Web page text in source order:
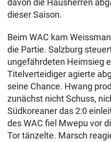
davon die Hausherren
dieser Saison.
Beim WAC kam
die Partie. Salzburg
ungefährdeten Heimsieg
Titelverteidiger agierte
seine Chance. Hwang
zunächst nicht Schuss,
Südkoreaner das 2:0
des WAC fiel Mwepu vor
Tor tänzelte. Marsch